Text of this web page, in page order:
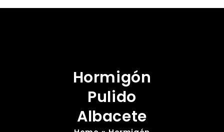
Hormigón
Pulido
Albacete